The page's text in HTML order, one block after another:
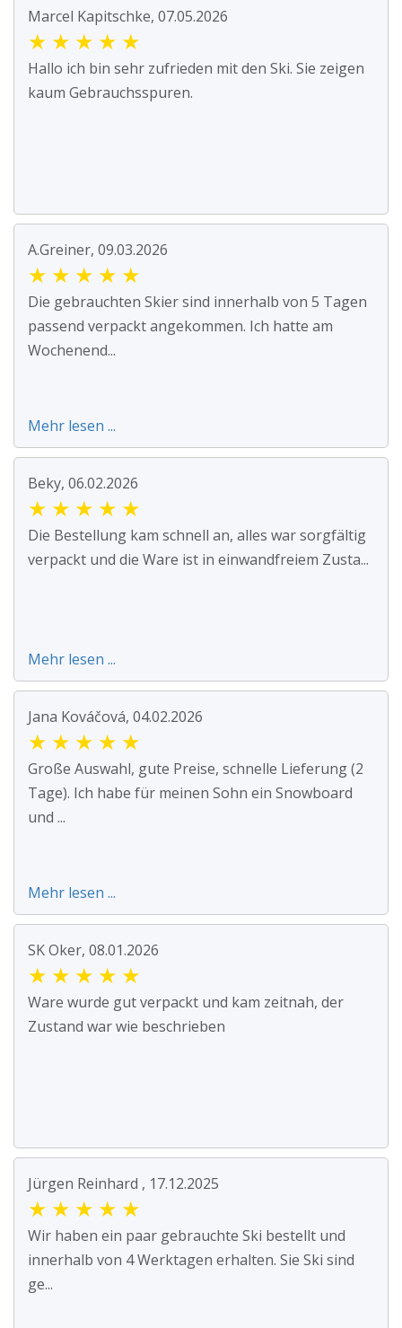
Marcel Kapitschke, 07.05.2026
★ ★ ★ ★ ★
Hallo ich bin sehr zufrieden mit den Ski. Sie zeigen
kaum Gebrauchsspuren.
A.Greiner, 09.03.2026
★ ★ ★ ★ ★
Die gebrauchten Skier sind innerhalb von 5 Tagen
passend verpackt angekommen. Ich hatte am
Wochenend...
Mehr lesen ...
Beky, 06.02.2026
★ ★ ★ ★ ★
Die Bestellung kam schnell an, alles war sorgfältig
verpackt und die Ware ist in einwandfreiem Zusta...
Mehr lesen ...
Jana Kováčová, 04.02.2026
★ ★ ★ ★ ★
Große Auswahl, gute Preise, schnelle Lieferung (2
Tage). Ich habe für meinen Sohn ein Snowboard
und ...
Mehr lesen ...
SK Oker, 08.01.2026
★ ★ ★ ★ ★
Ware wurde gut verpackt und kam zeitnah, der
Zustand war wie beschrieben
Jürgen Reinhard , 17.12.2025
★ ★ ★ ★ ★
Wir haben ein paar gebrauchte Ski bestellt und
innerhalb von 4 Werktagen erhalten. Sie Ski sind
ge...